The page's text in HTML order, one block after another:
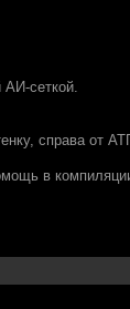
АИ-сеткой.
справа от
в